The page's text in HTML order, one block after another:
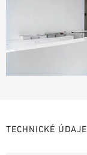
TECHNICKÉ ÚDAJE